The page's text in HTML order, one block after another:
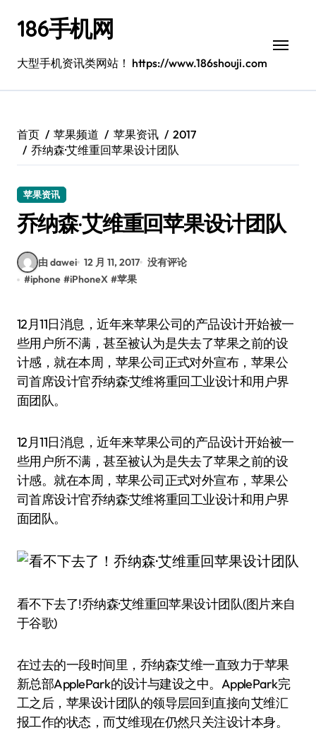
186手机网
大型手机资讯类网站！ https://www.186shouji.com
首页 苹果频道 苹果资讯
2017
乔纳森·艾维重回苹果设计团队
苹果资讯
乔纳森·艾维重回苹果设计团队
由 dawei 12 月 11, 2017 没有评论
#iphone #iPhoneX #苹果
12月11日消息，近年来苹果公司的产品设计开始被一
些用户所不满，甚至被认为是失去了苹果之前的设
计感，就在本周，苹果公司正式对外宣布，苹果公
司首席设计官乔纳森·艾维将重回工业设计和用户界
面团队。
12月11日消息，近年来苹果公司的产品设计开始被一
些用户所不满，甚至被认为是失去了苹果之前的设
计感。就在本周，苹果公司正式对外宣布，苹果公
司首席设计官乔纳森·艾维将重回工业设计和用户界
面团队。
看不下去了!乔纳森·艾维重回苹果设计团队(图片来自
于谷歌)
在过去的一段时间里，乔纳森·艾维一直致力于苹果
新总部ApplePark的设计与建设之中。ApplePark完
工之后，苹果设计团队的领导层回到直接向艾维汇
报工作的状态，而艾维现在仍然只关注设计本身。